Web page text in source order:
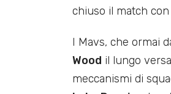
chiuso il match
I Mavs, che ormai
Wood il lungo
meccanismi di